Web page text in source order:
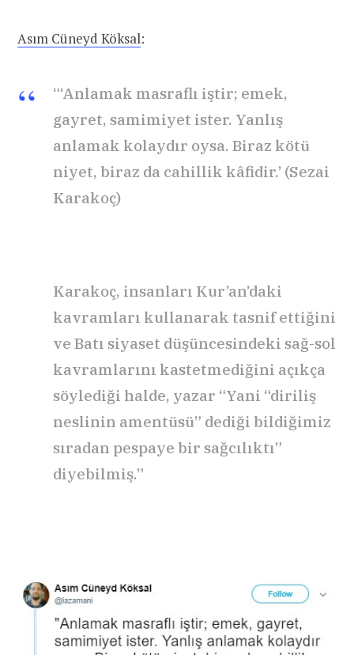
Asım Cüneyd Köksal:
“‘Anlamak masraflı iştir; emek,
gayret, samimiyet ister. Yanlış
anlamak kolaydır oysa. Biraz kötü
niyet, biraz da cahillik kâfidir.’ (Sezai
Karakoç)
Karakoç, insanları Kur’an’daki
kavramları kullanarak tasnif ettiğini
ve Batı siyaset düşüncesindeki sağ-sol
kavramlarını kastetmediğini açıkça
söylediği halde, yazar “Yani “diriliş
neslinin amentüsü” dediği bildiğimiz
sıradan pespaye bir sağcılıktı”
diyebilmiş.”